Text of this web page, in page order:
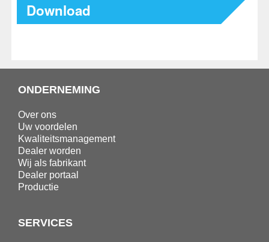
Download
ONDERNEMING
Over ons
Uw voordelen
Kwaliteitsmanagement
Dealer worden
Wij als fabrikant
Dealer portaal
Productie
SERVICES